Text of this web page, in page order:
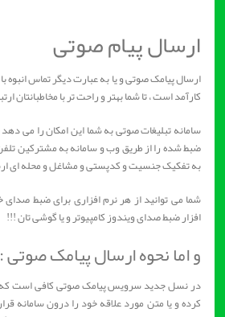
ارسال پیام صوتی
ارسال پیامک صوتی و یا به عبارت دیگر تماس انبوه
کارآمد است ، تا شما بهتر و راحت تر با مخاطبانتان
سامانه تبلیغات صوتی به شما این امکان را می دهد
ضبط شده را از طریق وب و سامانه به مشترکین تلفن
به تفکیک جنسیت و کدپستی و مشاغل و محله ای
شما می توانید از هر نرم افزاری برای ضبط صدای
افزار ضبط صدای ویندوز کامپیوتر و یا گوشی تان !!!
و اما نحوه ارسال پیامک صوتی :
در نسل جدید سرویس پیامک صوتی کافی است که
کرده و یا متن مورد علاقه خود را درون سامانه